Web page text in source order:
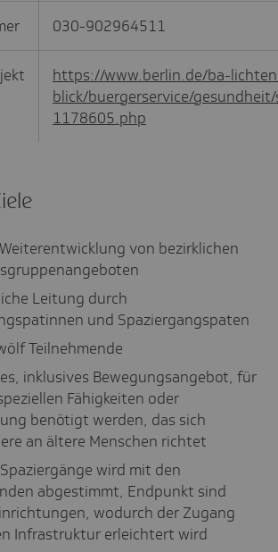
030-902964511
https://www.berlin.de/ba-
blick/buergerservice/
1178605.php
von bezirklichen
Leitung durch
und Spaziergangspaten
Teilnehmende
inklusives Bewegungsangebot, für
Fähigkeiten oder
benötigt werden, das sich
an ältere Menschen richtet
wird mit den
abgestimmt, Endpunkt sind
wodurch der Zugang
Infrastruktur erleichtert wird